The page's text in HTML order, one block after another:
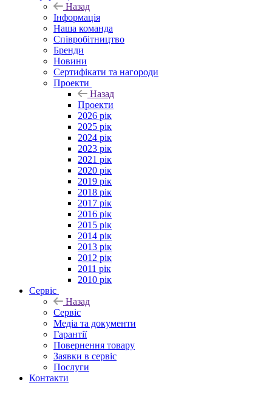
Назад
Інформація
Наша команда
Співробітництво
Бренди
Новини
Сертифікати та нагороди
Проекти
Назад
Проекти
2026 рік
2025 рік
2024 рік
2023 рік
2021 рік
2020 рік
2019 рік
2018 рік
2017 рік
2016 рік
2015 рік
2014 рік
2013 рік
2012 рік
2011 рік
2010 рік
Сервіс
Назад
Сервіс
Медіа та документи
Гарантії
Повернення товару
Заявки в сервіс
Послуги
Контакти